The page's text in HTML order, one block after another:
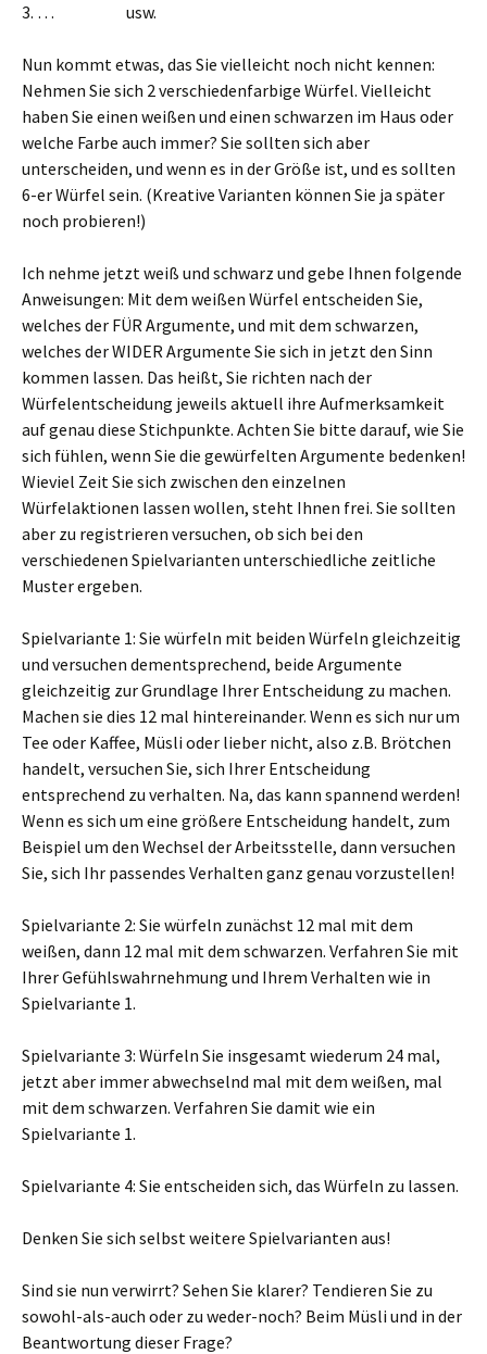
3. … usw.
Nun kommt etwas, das Sie vielleicht noch nicht kennen:
Nehmen Sie sich 2 verschiedenfarbige Würfel. Vielleicht
haben Sie einen weißen und einen schwarzen im Haus oder
welche Farbe auch immer? Sie sollten sich aber
unterscheiden, und wenn es in der Größe ist, und es sollten
6-er Würfel sein. (Kreative Varianten können Sie ja später
noch probieren!)
Ich nehme jetzt weiß und schwarz und gebe Ihnen folgende
Anweisungen: Mit dem weißen Würfel entscheiden Sie,
welches der FÜR Argumente, und mit dem schwarzen,
welches der WIDER Argumente Sie sich in jetzt den Sinn
kommen lassen. Das heißt, Sie richten nach der
Würfelentscheidung jeweils aktuell ihre Aufmerksamkeit
auf genau diese Stichpunkte. Achten Sie bitte darauf, wie Sie
sich fühlen, wenn Sie die gewürfelten Argumente bedenken!
Wieviel Zeit Sie sich zwischen den einzelnen
Würfelaktionen lassen wollen, steht Ihnen frei. Sie sollten
aber zu registrieren versuchen, ob sich bei den
verschiedenen Spielvarianten unterschiedliche zeitliche
Muster ergeben.
Spielvariante 1: Sie würfeln mit beiden Würfeln gleichzeitig
und versuchen dementsprechend, beide Argumente
gleichzeitig zur Grundlage Ihrer Entscheidung zu machen.
Machen sie dies 12 mal hintereinander. Wenn es sich nur um
Tee oder Kaffee, Müsli oder lieber nicht, also z.B. Brötchen
handelt, versuchen Sie, sich Ihrer Entscheidung
entsprechend zu verhalten. Na, das kann spannend werden!
Wenn es sich um eine größere Entscheidung handelt, zum
Beispiel um den Wechsel der Arbeitsstelle, dann versuchen
Sie, sich Ihr passendes Verhalten ganz genau vorzustellen!
Spielvariante 2: Sie würfeln zunächst 12 mal mit dem
weißen, dann 12 mal mit dem schwarzen. Verfahren Sie mit
Ihrer Gefühlswahrnehmung und Ihrem Verhalten wie in
Spielvariante 1.
Spielvariante 3: Würfeln Sie insgesamt wiederum 24 mal,
jetzt aber immer abwechselnd mal mit dem weißen, mal
mit dem schwarzen. Verfahren Sie damit wie ein
Spielvariante 1.
Spielvariante 4: Sie entscheiden sich, das Würfeln zu lassen.
Denken Sie sich selbst weitere Spielvarianten aus!
Sind sie nun verwirrt? Sehen Sie klarer? Tendieren Sie zu
sowohl-als-auch oder zu weder-noch? Beim Müsli und in der
Beantwortung dieser Frage?